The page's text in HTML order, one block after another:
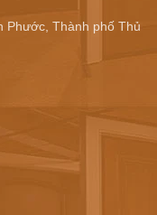
Phước, Thành phố Thủ